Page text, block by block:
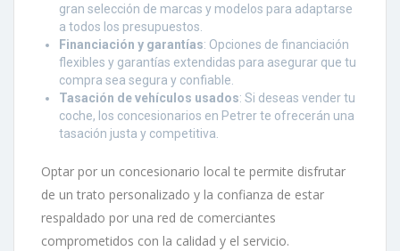
gran selección de marcas y modelos para adaptarse
a todos los presupuestos.
Financiación y garantías: Opciones de financiación
flexibles y garantías extendidas para asegurar que tu
compra sea segura y confiable.
Tasación de vehículos usados: Si deseas vender tu
coche, los concesionarios en Petrer te ofrecerán una
tasación justa y competitiva.
Optar por un concesionario local te permite disfrutar
de un trato personalizado y la confianza de estar
respaldado por una red de comerciantes
comprometidos con la calidad y el servicio.